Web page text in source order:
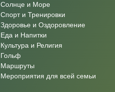
Солнце и Море
Спорт и Тренировки
Здоровье и Оздоровление
Еда и Напитки
Культура и Религия
Гольф
Маршруты
Мероприятия для всей семьи